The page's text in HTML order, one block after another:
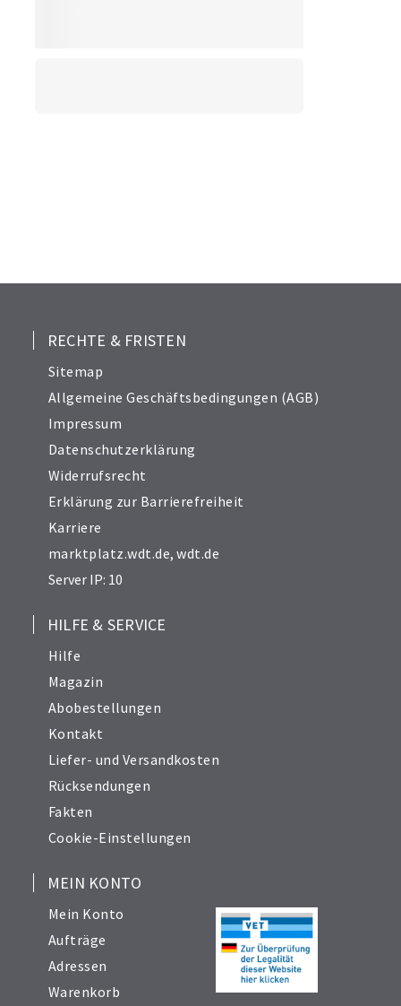
RECHTE & FRISTEN
Sitemap
Allgemeine Geschäftsbedingungen (AGB)
Impressum
Datenschutzerklärung
Widerrufsrecht
Erklärung zur Barrierefreiheit
Karriere
marktplatz.wdt.de,wdt.de
Server IP: 10
HILFE & SERVICE
Hilfe
Magazin
Abobestellungen
Kontakt
Liefer- und Versandkosten
Rücksendungen
Fakten
Cookie-Einstellungen
MEIN KONTO
Mein Konto
Aufträge
Adressen
Warenkorb